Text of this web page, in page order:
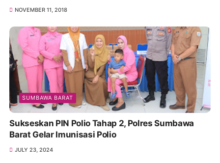
NOVEMBER 11, 2018
SUMBAWA BARAT
Sukseskan PIN Polio Tahap 2, Polres Sumbawa
Barat Gelar Imunisasi Polio
JULY 23, 2024